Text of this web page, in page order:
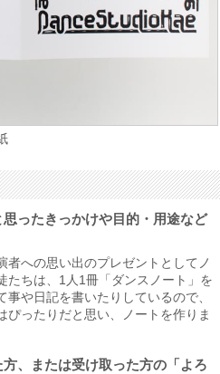
ったきっかけや目的・用途など
者への思い出のプレゼントとしてノ
たちは、1人1冊「ダンスノート」を
や日記を書いたりしているので、
ぴったりだと思い、ノートを作りま
、または受け取った方の「よろ